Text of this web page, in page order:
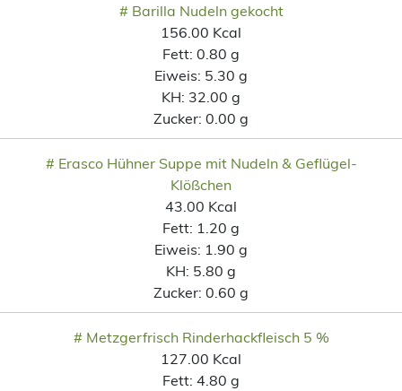
# Barilla Nudeln gekocht
156.00 Kcal
Fett: 0.80 g
Eiweis: 5.30 g
KH: 32.00 g
Zucker: 0.00 g
# Erasco Hühner Suppe mit Nudeln & Geflügel-
Klößchen
43.00 Kcal
Fett: 1.20 g
Eiweis: 1.90 g
KH: 5.80 g
Zucker: 0.60 g
# Metzgerfrisch Rinderhackfleisch 5 %
127.00 Kcal
Fett: 4.80 g